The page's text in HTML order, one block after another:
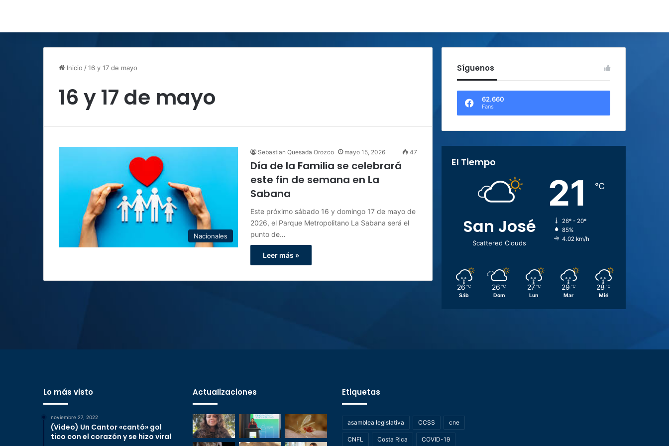
Inicio /16 y 17 de mayo
16 y 17 de mayo
Nacionales
Sebastian Quesada Orozco mayo 15, 2026 47
Día de la Familia se celebrará
este fin de semana en La
Sabana
Este próximo sábado 16 y domingo 17 de mayo de
2026, el Parque Metropolitano La Sabana será el
punto de…
Leer más »
Síguenos
62.660
Fans
El Tiempo
San José
Scattered Clouds
21 ℃
26º - 20º
85%
4.02 km/h
26 ℃
Sáb
26 ℃
Dom
27 ℃
Lun
29 ℃
Mar
28 ℃
Mié
Lo más visto
noviembre 27, 2022
(Video) Un Cantor «cantó» gol
tico con el corazón y se hizo viral
Actualizaciones Etiquetas
asamblea legislativa CCSS cne
CNFL Costa Rica COVID-19